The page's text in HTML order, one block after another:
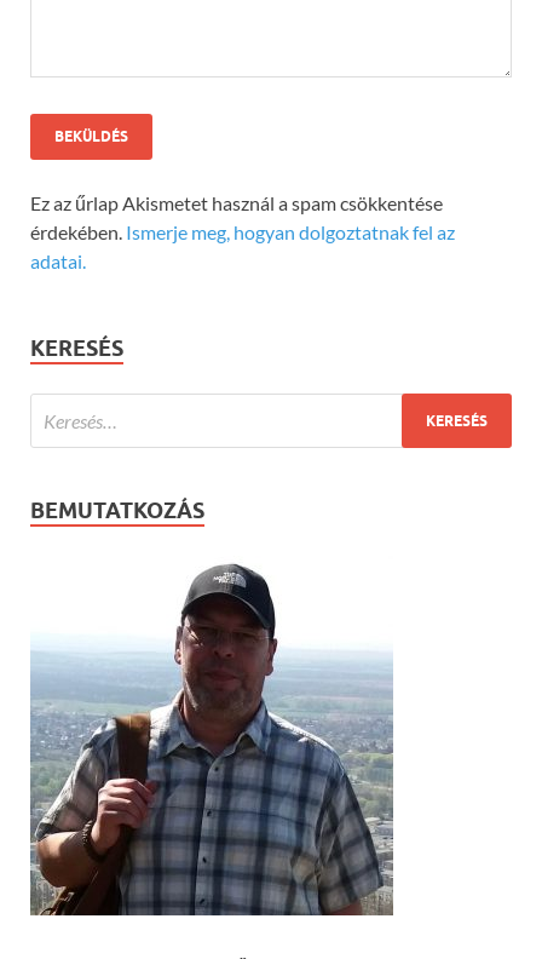
Ez az űrlap Akismetet használ a spam csökkentése
érdekében. Ismerje meg, hogyan dolgoztatnak fel az
adatai.
KERESÉS
BEMUTATKOZÁS